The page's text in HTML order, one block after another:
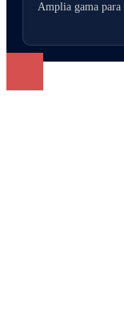
Amplia gama para